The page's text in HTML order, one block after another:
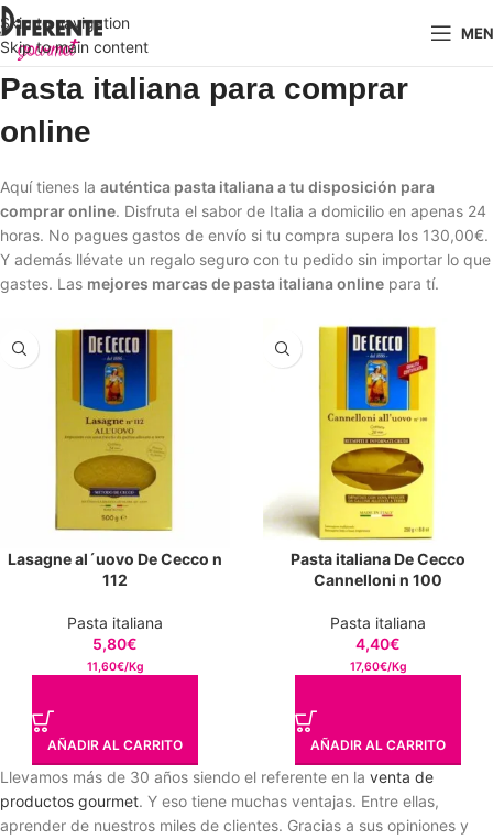
Skip to navigation
Skip to main content
Pasta italiana para comprar
online
Aquí tienes la auténtica pasta italiana a tu disposición para
comprar online. Disfruta el sabor de Italia a domicilio en apenas 24
horas. No pagues gastos de envío si tu compra supera los 130,00€.
Y además llévate un regalo seguro con tu pedido sin importar lo que
gastes. Las mejores marcas de pasta italiana online para tí.
Lasagne al´uovo De Cecco n
112
Pasta italiana
5,80€
11,60€/Kg
AÑADIR AL CARRITO
Pasta italiana De Cecco
Cannelloni n 100
Pasta italiana
4,40€
17,60€/Kg
AÑADIR AL CARRITO
Llevamos más de 30 años siendo el referente en la venta de
productos gourmet. Y eso tiene muchas ventajas. Entre ellas,
aprender de nuestros miles de clientes. Gracias a sus opiniones y